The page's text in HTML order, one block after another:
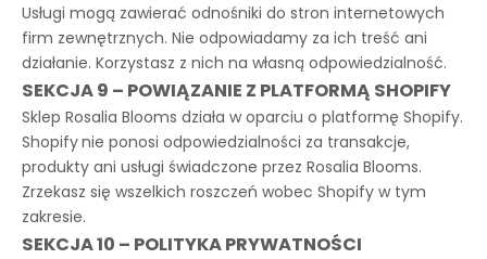
Usługi mogą zawierać odnośniki do stron internetowych
firm zewnętrznych. Nie odpowiadamy za ich treść ani
działanie. Korzystasz z nich na własną odpowiedzialność.
SEKCJA 9 – POWIĄZANIE Z PLATFORMĄ SHOPIFY
Sklep Rosalia Blooms działa w oparciu o platformę Shopify.
Shopifynie ponosi odpowiedzialności za transakcje,
produkty ani usługi świadczone przez Rosalia Blooms.
Zrzekasz się wszelkich roszczeń wobec Shopify w tym
zakresie.
SEKCJA 10 – POLITYKA PRYWATNOŚCI